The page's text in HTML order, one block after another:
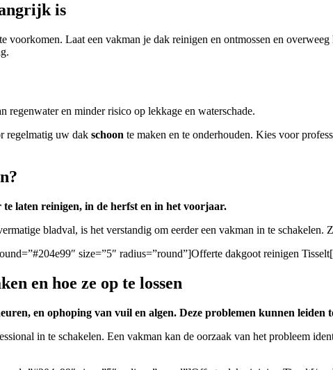
is
voorkomen. Laat een vakman je dak reinigen en ontmossen en
regenwater en minder risico op lekkage en waterschade.
regelmatig uw dak schoon te maken en te onderhouden. Kies voor
laten reinigen, in de herfst en in het voorjaar.
bladval, is het verstandig om eerder een vakman in te
size=”5″ radius=”round”]Offerte dakgoot reinigen
en hoe ze op te lossen
en ophoping van vuil en algen. Deze problemen kunnen leiden
in te schakelen. Een vakman kan de oorzaak van het probleem